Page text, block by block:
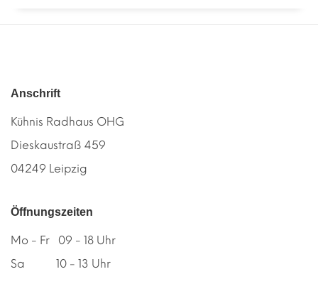
Anschrift
Kühnis Radhaus OHG
Dieskaustraß 459
04249 Leipzig
Öffnungszeiten
Mo - Fr 09 - 18 Uhr
Sa 10 - 13 Uhr